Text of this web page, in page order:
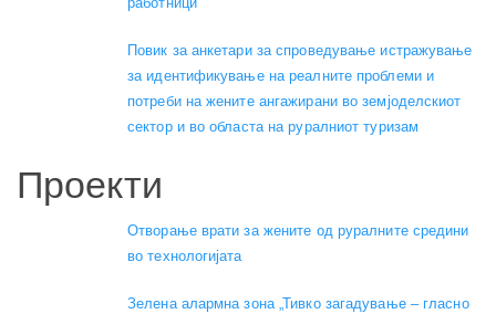
Повик за анкетари за спроведување истражување
за идентификување на реалните проблеми и
потреби на жените ангажирани во земјоделскиот
сектор и во областа на руралниот туризам
Проекти
Отворање врати за жените од руралните средини
во технологијата
Зелена алармна зона „Тивко загадување – гласно